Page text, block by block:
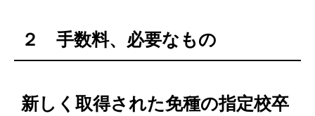
２ 手数料、必要なもの
新しく取得された免種の指定校卒